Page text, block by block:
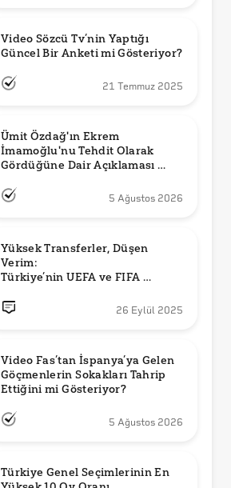
Video Sözcü Tv’nin Yaptığı
Güncel Bir Anketi mi Gösteriyor?
21 Temmuz 2025
Ümit Özdağ'ın Ekrem
İmamoğlu'nu Tehdit Olarak
Gördüğüne Dair Açıklaması
5 Ağustos 2026
Yüksek Transferler, Düşen
Verim:
Türkiye’nin UEFA ve FIFA
26 Eylül 2025
Video Fas’tan İspanya’ya Gelen
Göçmenlerin Sokakları Tahrip
Ettiğini mi Gösteriyor?
5 Ağustos 2026
Türkiye Genel Seçimlerinin En